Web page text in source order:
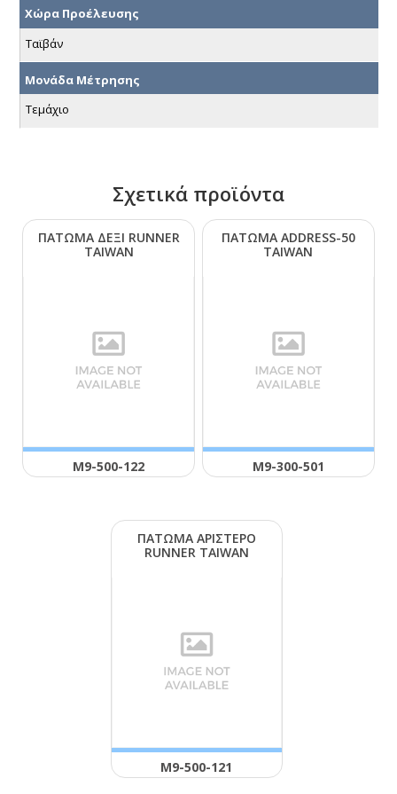
Χώρα Προέλευσης
Ταϊβάν
Μονάδα Μέτρησης
Τεμάχιο
Σχετικά προϊόντα
ΠΑΤΩΜΑ ΔΕΞΙ RUΝΝΕR
ΤΑΙWΑΝ
Μ9-500-122
ΠΑΤΩΜΑ ΑDDRΕSS-50
ΤΑΙWΑΝ
Μ9-300-501
ΠΑΤΩΜΑ ΑΡΙΣΤΕΡΟ
RUΝΝΕR ΤΑΙWΑΝ
Μ9-500-121